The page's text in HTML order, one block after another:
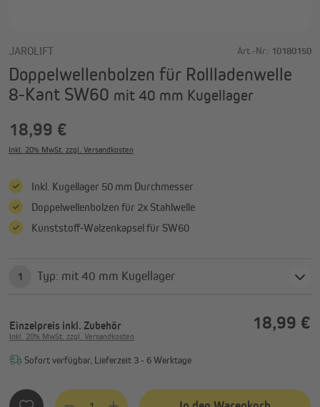
JAROLIFT Art.-Nr.: 10180150
Doppelwellenbolzen für Rollladenwelle
8-Kant SW60 mit 40 mm Kugellager
18,99 €
Inkl. 20% MwSt. zzgl. Versandkosten
Inkl. Kugellager 50 mm Durchmesser
Doppelwellenbolzen für 2x Stahlwelle
Kunststoff-Walzenkapsel für SW60
1 Typ: mit 40 mm Kugellager
Einzelpreis inkl. Zubehör 18,99 €
Inkl. 20% MwSt. zzgl. Versandkosten
Sofort verfügbar, Lieferzeit 3 - 6 Werktage
Produkt Anzahl: Gib den gewünschten Wert ein oder